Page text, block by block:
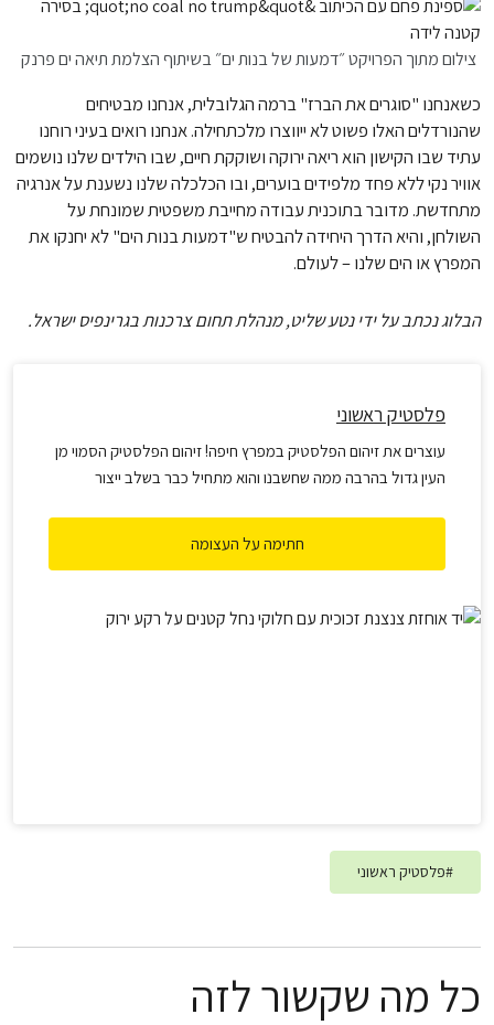
צילום מתוך הפרויקט ״דמעות של בנות ים״ בשיתוף הצלמת תיאה ים פרנק
כשאנחנו "סוגרים את הברז" ברמה הגלובלית, אנחנו מבטיחים
שהנורדלים האלו פשוט לא ייווצרו מלכתחילה. אנחנו רואים בעיני רוחנו
עתיד שבו הקישון הוא ריאה ירוקה ושוקקת חיים, שבו הילדים שלנו נושמים
אוויר נקי ללא פחד מלפידים בוערים, ובו הכלכלה שלנו נשענת על אנרגיה
מתחדשת. מדובר בתוכנית עבודה מחייבת משפטית שמונחת על
השולחן, והיא הדרך היחידה להבטיח ש"דמעות בנות הים" לא יחנקו את
המפרץ או הים שלנו – לעולם.
הבלוג נכתב על ידי נטע שליט, מנהלת תחום צרכנות בגרינפיס ישראל.
פלסטיק ראשוני
עוצרים את זיהום הפלסטיק במפרץ חיפה! זיהום הפלסטיק הסמוי מן
העין גדול בהרבה ממה שחשבנו והוא מתחיל כבר בשלב ייצור
הסביבתית, איגדנו הכול לדוח מסודר ואנחנו מתכוונים לתבוע
בריאות הציבור.
חתימה על העצומה
#פלסטיק ראשוני
כל מה שקשור לזה